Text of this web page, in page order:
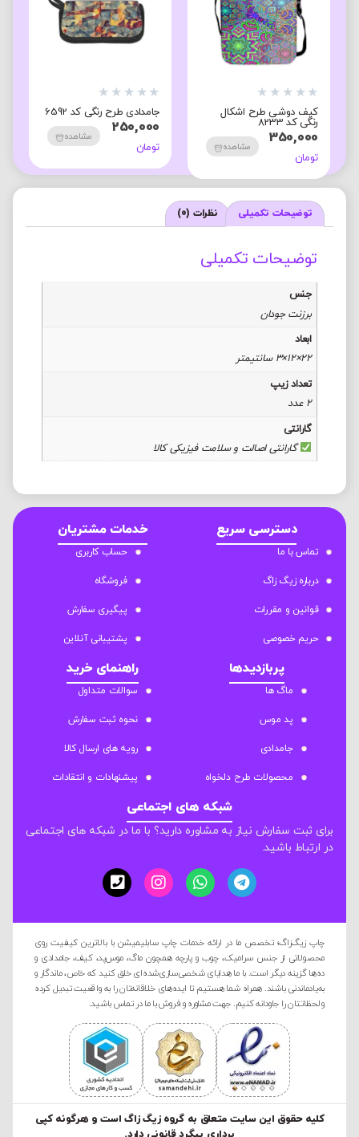
★
★
★
★
★
کیف دوشی طرح اشکال
رنگی کد 8233
350,000
تومان
مشاهده
★
★
★
★
★
جامدادی طرح رنگی کد 6592
250,000
تومان
مشاهده
توضیحات تکمیلی نظرات (0)
توضیحات تکمیلی
جنس
برزنت جودان
ابعاد
22×12×3 سانتیمتر
تعداد زیپ
2 عدد
گارانتی
گارانتی اصالت و سلامت فیزیکی کالا
دسترسی سریع
تماس با ما
درباره زیگ زاگ
قوانین و مقررات
حریم خصوصی
خدمات مشتریان
حساب کاربری
فروشگاه
پیگیری سفارش
پشتیبانی آنلاین
پربازدیدها
ماگ ها
پد موس
جامدادی
محصولات طرح دلخواه
راهنمای خرید
سوالات متداول
نحوه ثبت سفارش
رویه های ارسال کالا
پیشنهادات و انتقادات
شبکه های اجتماعی
برای ثبت سفارش نیاز به مشاوره دارید؟ با ما در شبکه های اجتماعی
در ارتباط باشید.
چاپ زیگ‌زاگ؛ تخصص ما در ارائه خدمات چاپ سابلیمیشن با بالاترین کیفیت روی
محصولاتی از جنس سرامیک، چوب و پارچه همچون ماگ، موس‌پد، کیف، جامدادی و
ده‌ها گزینه دیگر است. با ما هدایای شخصی‌سازی‌شده‌ای خلق کنید که خاص، ماندگار و
به‌یادماندنی باشند. همراه شما هستیم تا ایده‌های خلاقانه‌تان را به واقعیت تبدیل کرده
و لحظاتتان را جاودانه کنیم. جهت مشاوره و فروش با ما در تماس باشید.
کليه حقوق این سایت متعلق به گروه زیگ زاگ است و هرگونه کپی